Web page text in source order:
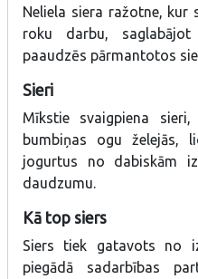
Neliela siera ražotne, kur
roku darbu,
paaudzēs pārmantotos
Sieri
Mīkstie svaigpiena
bumbiņas ogu želejās,
jogurtus no dabiskām
daudzumu.
Kā top siers
Siers tiek gatavots no
piegādā sadarbības